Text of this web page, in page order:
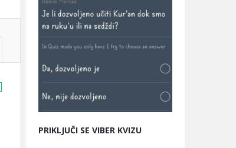
PRIKLJUČI SE VIBER KVIZU